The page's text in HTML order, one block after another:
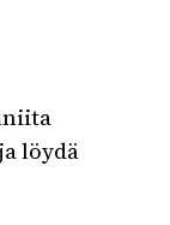
löydä